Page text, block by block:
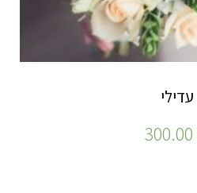
עדילי
300.00